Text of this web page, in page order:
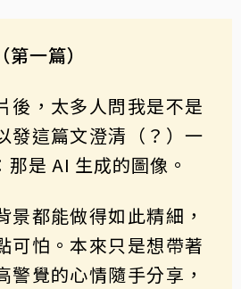
一篇）
後，太多人問我是不是
發這篇文澄清（？）一
是 AI 生成的圖像。
景都能做得如此精細，
可怕。本來只是想帶著
警覺的心情隨手分享，